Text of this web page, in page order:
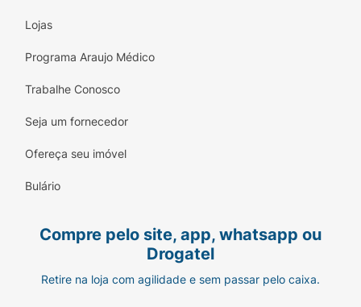
Lojas
Programa Araujo Médico
Trabalhe Conosco
Seja um fornecedor
Ofereça seu imóvel
Bulário
Compre pelo site, app, whatsapp ou
Drogatel
Retire na loja com agilidade e sem passar pelo caixa.